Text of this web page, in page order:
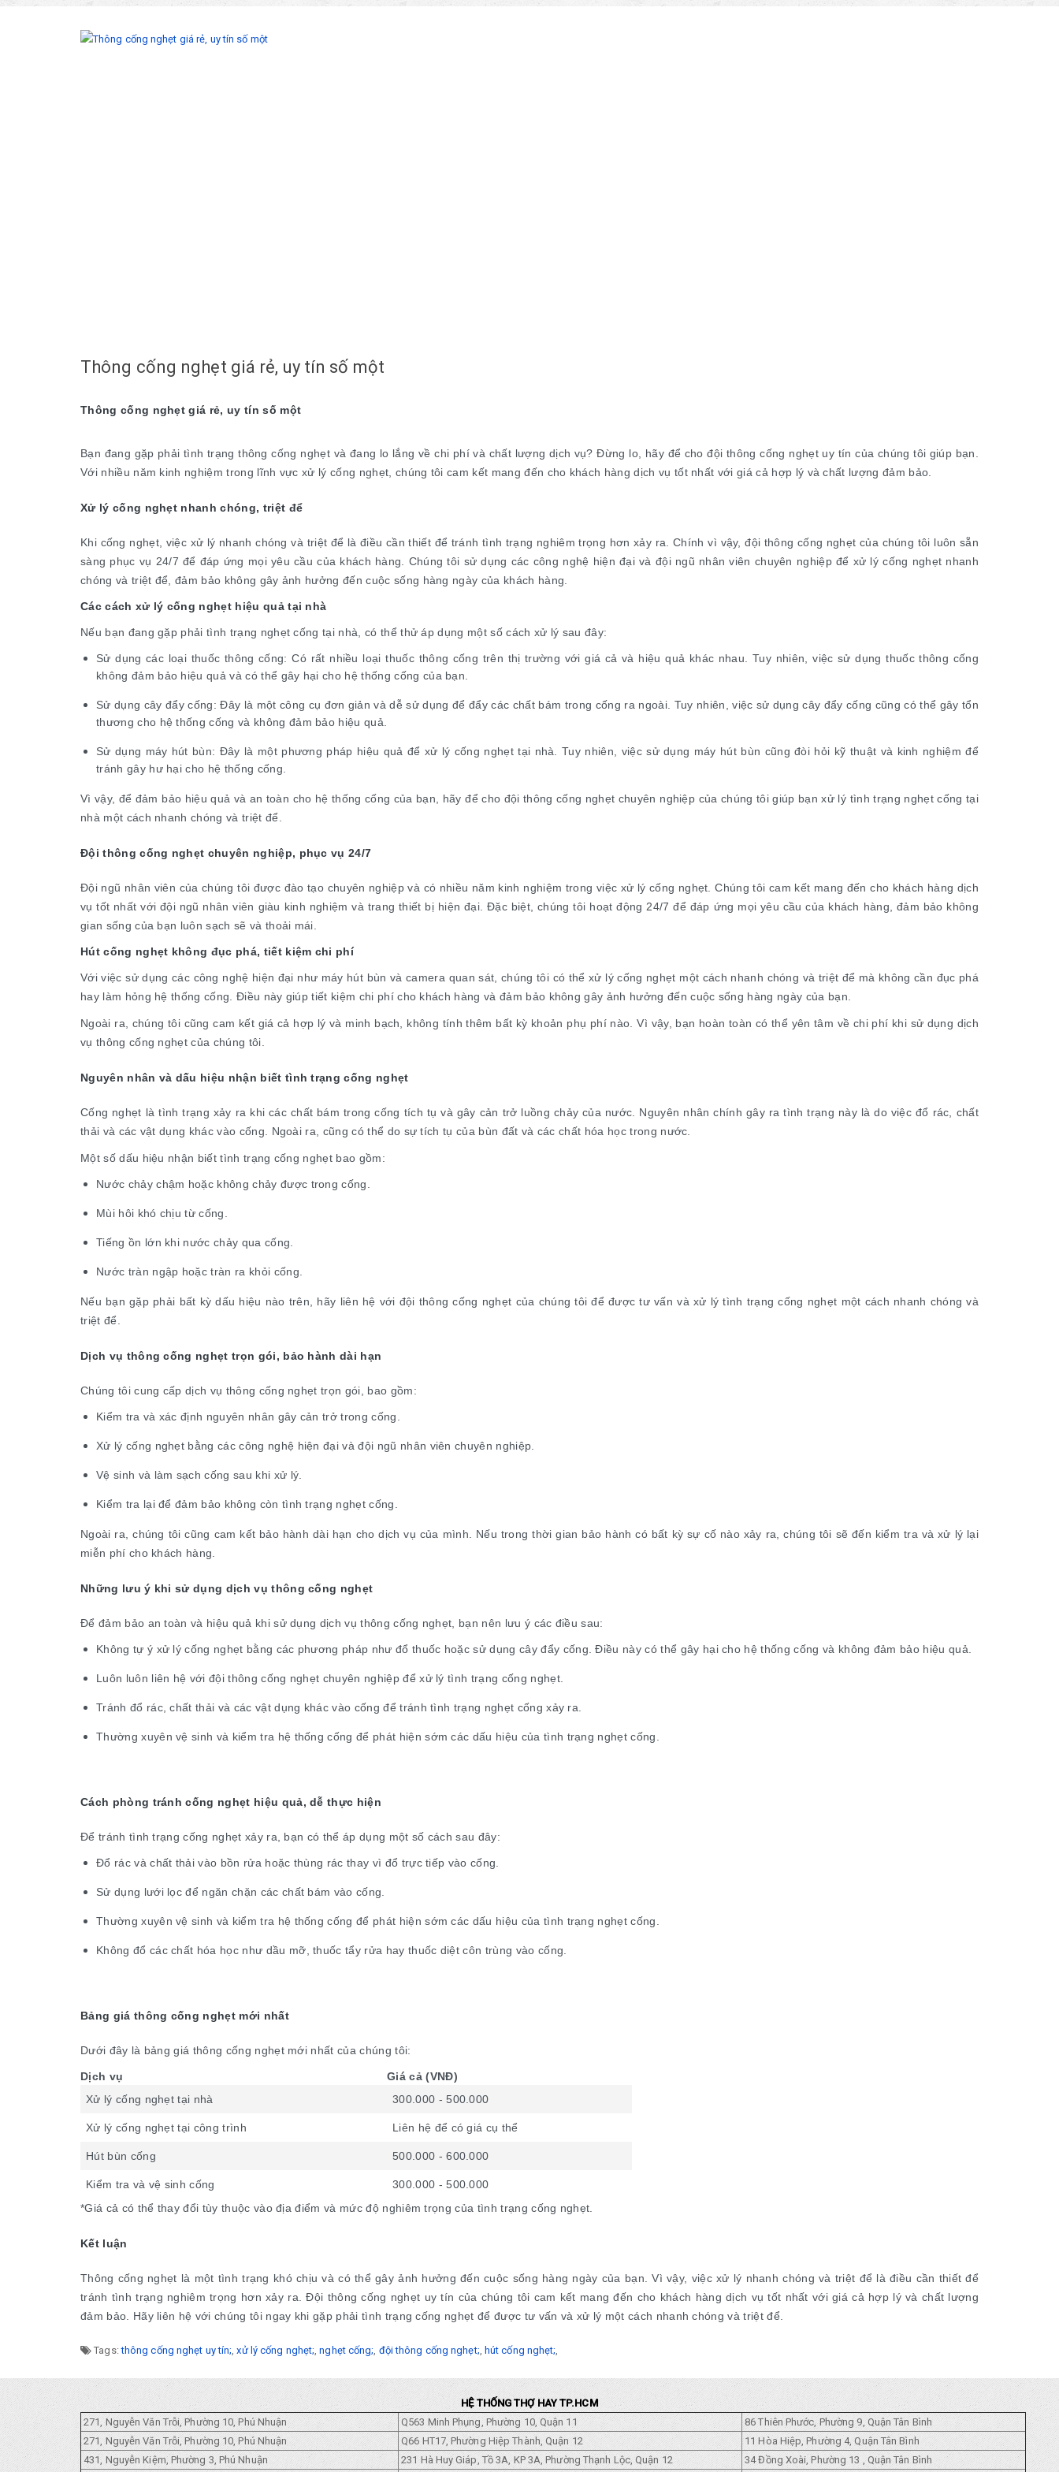
Thông cống nghẹt giá rẻ, uy tín số một
Thông cống nghẹt giá rẻ, uy tín số một
Bạn đang gặp phải tình trạng thông cống nghẹt và đang lo lắng về chi phí và chất lượng dịch vụ? Đừng lo, hãy để cho đội thông cống nghẹt uy tín của chúng tôi giúp bạn.
Với nhiều năm kinh nghiệm trong lĩnh vực xử lý cống nghẹt, chúng tôi cam kết mang đến cho khách hàng dịch vụ tốt nhất với giá cả hợp lý và chất lượng đảm bảo.
Xử lý cống nghẹt nhanh chóng, triệt để
Khi cống nghẹt, việc xử lý nhanh chóng và triệt để là điều cần thiết để tránh tình trạng nghiêm trọng hơn xảy ra. Chính vì vậy, đội thông cống nghẹt của chúng tôi luôn sẵn
sàng phục vụ 24/7 để đáp ứng mọi yêu cầu của khách hàng. Chúng tôi sử dụng các công nghệ hiện đại và đội ngũ nhân viên chuyên nghiệp để xử lý cống nghẹt nhanh
chóng và triệt để, đảm bảo không gây ảnh hưởng đến cuộc sống hàng ngày của khách hàng.
Các cách xử lý cống nghẹt hiệu quả tại nhà
Nếu bạn đang gặp phải tình trạng nghẹt cống tại nhà, có thể thử áp dụng một số cách xử lý sau đây:
Sử dụng các loại thuốc thông cống: Có rất nhiều loại thuốc thông cống trên thị trường với giá cả và hiệu quả khác nhau. Tuy nhiên, việc sử dụng thuốc thông cống
không đảm bảo hiệu quả và có thể gây hại cho hệ thống cống của bạn.
Sử dụng cây đẩy cống: Đây là một công cụ đơn giản và dễ sử dụng để đẩy các chất bám trong cống ra ngoài. Tuy nhiên, việc sử dụng cây đẩy cống cũng có thể gây tổn
thương cho hệ thống cống và không đảm bảo hiệu quả.
Sử dụng máy hút bùn: Đây là một phương pháp hiệu quả để xử lý cống nghẹt tại nhà. Tuy nhiên, việc sử dụng máy hút bùn cũng đòi hỏi kỹ thuật và kinh nghiệm để
tránh gây hư hại cho hệ thống cống.
Vì vậy, để đảm bảo hiệu quả và an toàn cho hệ thống cống của bạn, hãy để cho đội thông cống nghẹt chuyên nghiệp của chúng tôi giúp bạn xử lý tình trạng nghẹt cống tại
nhà một cách nhanh chóng và triệt để.
Đội thông cống nghẹt chuyên nghiệp, phục vụ 24/7
Đội ngũ nhân viên của chúng tôi được đào tạo chuyên nghiệp và có nhiều năm kinh nghiệm trong việc xử lý cống nghẹt. Chúng tôi cam kết mang đến cho khách hàng dịch
vụ tốt nhất với đội ngũ nhân viên giàu kinh nghiệm và trang thiết bị hiện đại. Đặc biệt, chúng tôi hoạt động 24/7 để đáp ứng mọi yêu cầu của khách hàng, đảm bảo không
gian sống của bạn luôn sạch sẽ và thoải mái.
Hút cống nghẹt không đục phá, tiết kiệm chi phí
Với việc sử dụng các công nghệ hiện đại như máy hút bùn và camera quan sát, chúng tôi có thể xử lý cống nghẹt một cách nhanh chóng và triệt để mà không cần đục phá
hay làm hỏng hệ thống cống. Điều này giúp tiết kiệm chi phí cho khách hàng và đảm bảo không gây ảnh hưởng đến cuộc sống hàng ngày của bạn.
Ngoài ra, chúng tôi cũng cam kết giá cả hợp lý và minh bạch, không tính thêm bất kỳ khoản phụ phí nào. Vì vậy, bạn hoàn toàn có thể yên tâm về chi phí khi sử dụng dịch
vụ thông cống nghẹt của chúng tôi.
Nguyên nhân và dấu hiệu nhận biết tình trạng cống nghẹt
Cống nghẹt là tình trạng xảy ra khi các chất bám trong cống tích tụ và gây cản trở luồng chảy của nước. Nguyên nhân chính gây ra tình trạng này là do việc đổ rác, chất
thải và các vật dụng khác vào cống. Ngoài ra, cũng có thể do sự tích tụ của bùn đất và các chất hóa học trong nước.
Một số dấu hiệu nhận biết tình trạng cống nghẹt bao gồm:
Nước chảy chậm hoặc không chảy được trong cống.
Mùi hôi khó chịu từ cống.
Tiếng ồn lớn khi nước chảy qua cống.
Nước tràn ngập hoặc tràn ra khỏi cống.
Nếu bạn gặp phải bất kỳ dấu hiệu nào trên, hãy liên hệ với đội thông cống nghẹt của chúng tôi để được tư vấn và xử lý tình trạng cống nghẹt một cách nhanh chóng và
triệt để.
Dịch vụ thông cống nghẹt trọn gói, bảo hành dài hạn
Chúng tôi cung cấp dịch vụ thông cống nghẹt trọn gói, bao gồm:
Kiểm tra và xác định nguyên nhân gây cản trở trong cống.
Xử lý cống nghẹt bằng các công nghệ hiện đại và đội ngũ nhân viên chuyên nghiệp.
Vệ sinh và làm sạch cống sau khi xử lý.
Kiểm tra lại để đảm bảo không còn tình trạng nghẹt cống.
Ngoài ra, chúng tôi cũng cam kết bảo hành dài hạn cho dịch vụ của mình. Nếu trong thời gian bảo hành có bất kỳ sự cố nào xảy ra, chúng tôi sẽ đến kiểm tra và xử lý lại
miễn phí cho khách hàng.
Những lưu ý khi sử dụng dịch vụ thông cống nghẹt
Để đảm bảo an toàn và hiệu quả khi sử dụng dịch vụ thông cống nghẹt, bạn nên lưu ý các điều sau:
Không tự ý xử lý cống nghẹt bằng các phương pháp như đổ thuốc hoặc sử dụng cây đẩy cống. Điều này có thể gây hại cho hệ thống cống và không đảm bảo hiệu quả.
Luôn luôn liên hệ với đội thông cống nghẹt chuyên nghiệp để xử lý tình trạng cống nghẹt.
Tránh đổ rác, chất thải và các vật dụng khác vào cống để tránh tình trạng nghẹt cống xảy ra.
Thường xuyên vệ sinh và kiểm tra hệ thống cống để phát hiện sớm các dấu hiệu của tình trạng nghẹt cống.
Cách phòng tránh cống nghẹt hiệu quả, dễ thực hiện
Để tránh tình trạng cống nghẹt xảy ra, bạn có thể áp dụng một số cách sau đây:
Đổ rác và chất thải vào bồn rửa hoặc thùng rác thay vì đổ trực tiếp vào cống.
Sử dụng lưới lọc để ngăn chặn các chất bám vào cống.
Thường xuyên vệ sinh và kiểm tra hệ thống cống để phát hiện sớm các dấu hiệu của tình trạng nghẹt cống.
Không đổ các chất hóa học như dầu mỡ, thuốc tẩy rửa hay thuốc diệt côn trùng vào cống.
Bảng giá thông cống nghẹt mới nhất
Dưới đây là bảng giá thông cống nghẹt mới nhất của chúng tôi:
Dịch vụ
Giá cả (VNĐ)
Xử lý cống nghẹt tại nhà
300.000 - 500.000
Xử lý cống nghẹt tại công trình Liên hệ để có giá cụ thể
Hút bùn cống 500.000 - 600.000
Kiểm tra và vệ sinh cống
300.000 - 500.000
*Giá cả có thể thay đổi tùy thuộc vào địa điểm và mức độ nghiêm trọng của tình trạng cống nghẹt.
Kết luận
Thông cống nghẹt là một tình trạng khó chịu và có thể gây ảnh hưởng đến cuộc sống hàng ngày của bạn. Vì vậy, việc xử lý nhanh chóng và triệt để là điều cần thiết để
tránh tình trạng nghiêm trọng hơn xảy ra. Đội thông cống nghẹt uy tín của chúng tôi cam kết mang đến cho khách hàng dịch vụ tốt nhất với giá cả hợp lý và chất lượng
đảm bảo. Hãy liên hệ với chúng tôi ngay khi gặp phải tình trạng cống nghẹt để được tư vấn và xử lý một cách nhanh chóng và triệt để.
Tags:thông cống nghẹt uy tín;,xử lý cống nghẹt;,nghẹt cống;, đội thông cống nghẹt;, hút cống nghẹt;,
HỆ THỐNG THỢ HAY TP.HCM
271, Nguyễn Văn Trỗi, Phường 10, Phú Nhuận
Q563 Minh Phụng, Phường 10, Quận 11
86 Thiên Phước, Phường 9, Quận Tân Bình
271, Nguyễn Văn Trỗi, Phường 10, Phú Nhuận
Q66 HT17, Phường Hiệp Thành, Quận 12
11 Hòa Hiệp, Phường 4, Quận Tân Bình
431, Nguyễn Kiệm, Phường 3, Phú Nhuận
231 Hà Huy Giáp, Tồ 3A, KP 3A, Phường Thạnh Lộc, Quận 12 34 Đồng Xoài, Phường 13 , Quận Tân Bình